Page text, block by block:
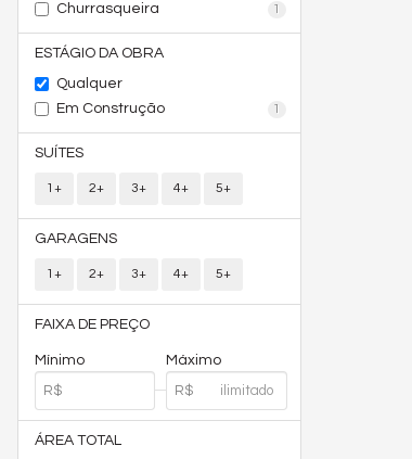
Churrasqueira
1
ESTÁGIO DA OBRA
Qualquer
Em Construção
1
SUÍTES
1+ 2+ 3+ 4+ 5+
GARAGENS
1+ 2+ 3+ 4+ 5+
FAIXA DE PREÇO
Mínimo Máximo
ÁREA TOTAL